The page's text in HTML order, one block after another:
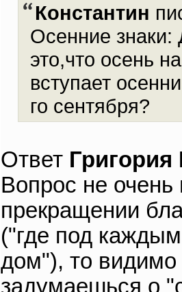
Константин
Осенние
это,что осень
вступает
го сентября?
Ответ
Вопрос не
прекращении
("где под
дом"), то видимо
задумаешься о